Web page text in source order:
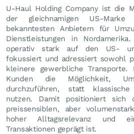
U-Haul Holding Company ist die
der gleichnamigen US-
bekanntesten Anbietern für
Dienstleistungen in
operativ stark auf den US-
fokussiert und adressiert sowohl
kleinere gewerbliche
Kunden die Möglichkeit,
durchzuführen, statt
nutzen. Damit positioniert sich
preissensiblen, aber
hoher Alltagsrelevanz und
Transaktionen geprägt ist.